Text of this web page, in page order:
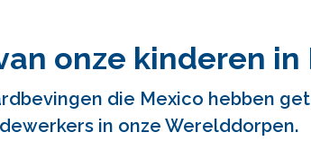
onze kinderen
die Mexico hebben
in onze Werelddorpen.